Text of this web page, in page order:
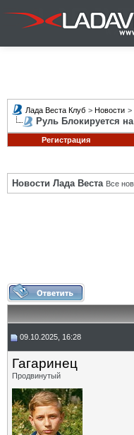
Лада Веста Клуб > Новости >
Руль Блокируется
Регистрация
Новости Лада Веста Все
09.10.2025, 16:28
Гагаринец
Продвинутый